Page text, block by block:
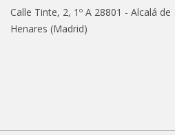
Calle Tinte, 2, 1º A 28801 - Alcalá de
Henares (Madrid)